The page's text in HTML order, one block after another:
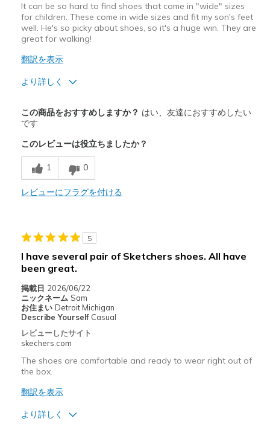
It can be so hard to find shoes that come in "wide" sizes
for children. These come in wide sizes and fit my son's feet
well. He's so picky about shoes, so it's a huge win. They are
great for walking!
翻訳を表示
より詳しく
Comfortable
商品が期待と異なったレビュー
Need Break In
以下に最適
Width
Feels true to width
Sizing
Feels true to size
View On Shoes
この商品をおすすめしますか？ はい、友達におすすめしたい
です
このレビューは役立ちましたか？
1 0
レビューにフラグを付ける
5
I have several pair of Sketchers shoes. All have
been great.
掲載日 2026/06/22
ニックネーム Sam
お住まい Detroit Michigan
Describe Yourself Casual
レビューしたサイト
skechers.com
The shoes are comfortable and ready to wear right out of
the box.
翻訳を表示
より詳しく